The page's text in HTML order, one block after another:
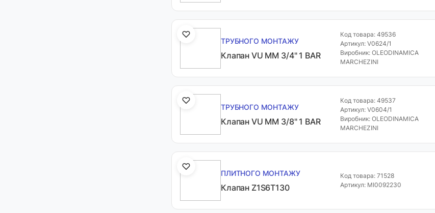
ТРУБНОГО МОНТАЖУ
Клапан VU MM 3/4" 1 BAR
Код товара: 49536
Артикул: V0624/1
Виробник: OLEODINAMICA
MARCHEZINI
ТРУБНОГО МОНТАЖУ
Клапан VU MM 3/8" 1 BAR
Код товара: 49537
Артикул: V0604/1
Виробник: OLEODINAMICA
MARCHEZINI
ПЛИТНОГО МОНТАЖУ
Клапан Z1S6T130
Код товара: 71528
Артикул: MI0092230